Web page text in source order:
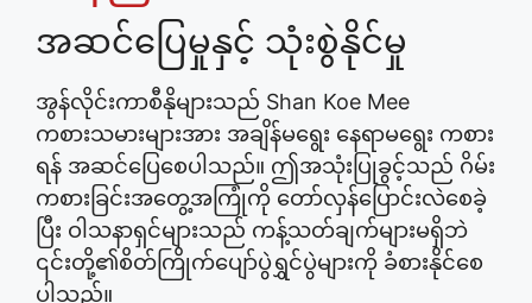
အဆင်ပြေမှုနှင့် သုံးစွဲနိုင်မှု
အွန်လိုင်းကာစီနိုများသည် Shan Koe Mee
ကစားသမားများအား အချိန်မရွေး နေရာမရွေး ကစား
ရန် အဆင်ပြေစေပါသည်။ ဤအသုံးပြုခွင့်သည် ဂိမ်း
ကစားခြင်းအတွေ့အကြုံကို တော်လှန်ပြောင်းလဲစေခဲ့
ပြီး ဝါသနာရှင်များသည် ကန့်သတ်ချက်များမရှိဘဲ
၎င်းတို့၏စိတ်ကြိုက်ပျော်ပွဲရွှင်ပွဲများကို ခံစားနိုင်စေ
ပါသည်။